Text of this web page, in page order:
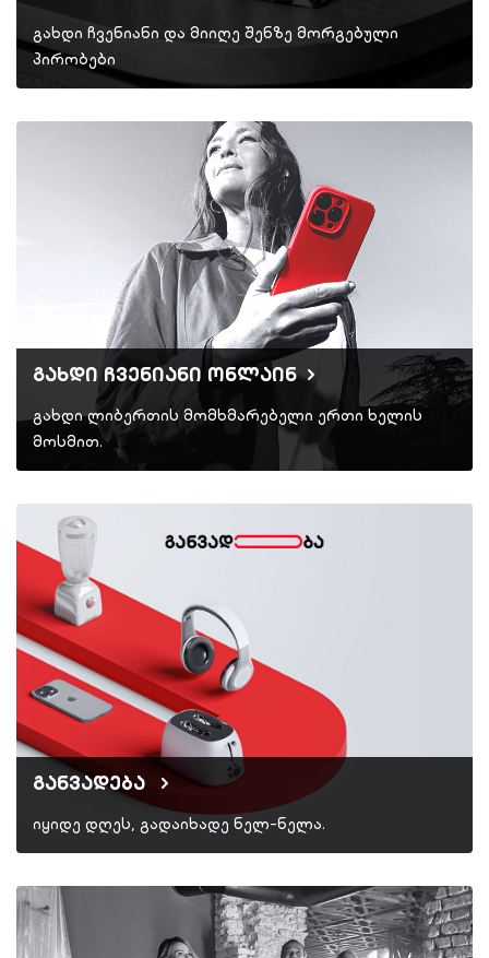
გახდი ჩვენიანი და მიიღე შენზე მორგებული
პირობები
გახდი ჩვენიანი ონლაინ
გახდი ლიბერთის მომხმარებელი ერთი ხელის
მოსმით.
განვადება
იყიდე დღეს, გადაიხადე ნელ-ნელა.